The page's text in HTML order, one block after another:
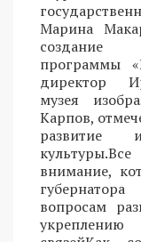
Марина
создание
программы
директор
музея
Карпов,
развитие
внимание,
вопросам
укреплению